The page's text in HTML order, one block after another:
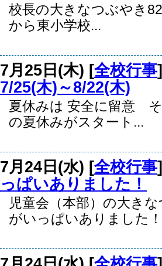
校長の大きなつぶやき
から東小学校...
7月25日(木) [全校行事
7/25(木)～8/22(木)
夏休みは 安全に留意
の夏休みがスタート...
7月24日(水) [全校行事
っぱいありました！
児童会（本部）の大き
がいっぱいありました